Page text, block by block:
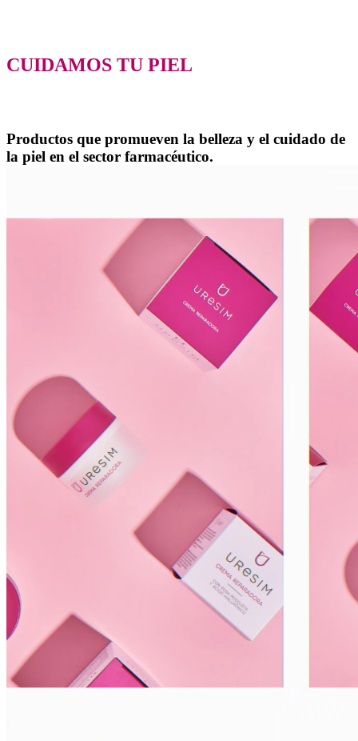
CUIDAMOS TU PIEL
Productos que promueven la belleza y el cuidado de
la piel en el sector farmacéutico.
Pensamos en dar solución a las necesidades de la piel, fomentando
el bienestar con cada uno de nuestros productos y tratamientos.